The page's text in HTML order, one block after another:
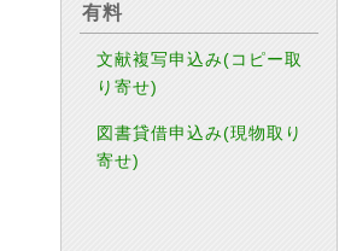
有料
文献複写申込み(コピー取
り寄せ)
図書貸借申込み(現物取り
寄せ)